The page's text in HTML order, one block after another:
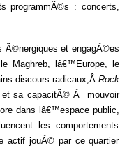
programmÃ©s : concerts,
Ã©nergiques et engagÃ©es
Maghreb, lâ€™Europe, le
discours radicaux,Â Rock
et sa capacitÃ© Ã mouvoir
dans lâ€™espace public,
les comportements
actif jouÃ© par ce quartier